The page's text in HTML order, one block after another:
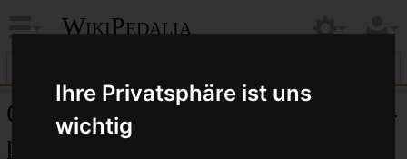
Ihre Privatsphäre ist uns
wichtig
WikiPedalia
Quelltext der Seite Datei:Pawl-ring-
pawl-socket-cutoff.jpg